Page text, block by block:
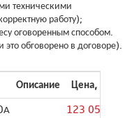
техническими
работу);
оговоренным способом.
обговорено в договоре).
Описание
Цена, грн с
123 050